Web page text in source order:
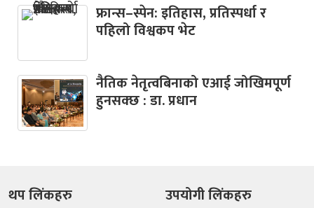
फ्रान्स–स्पेन: इतिहास, प्रतिस्पर्धा र
पहिलो विश्वकप भेट
नैतिक नेतृत्वबिनाको एआई जोखिमपूर्ण
हुनसक्छ : डा. प्रधान
थप लिंकहरु उपयोगी लिंकहरु